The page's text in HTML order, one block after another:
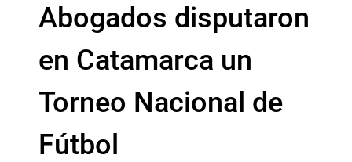
Abogados disputaron
en Catamarca un
Torneo Nacional de
Fútbol